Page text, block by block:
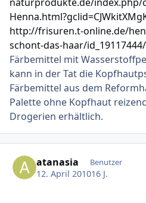
http://frisuren.t-online.de/
schont-das-haar/
Färbemittel mit
kann in der Tat die
Färbemittel aus dem
Palette ohne Kopfhaut
Drogerien erhältlich.
atanasia Benutzer
12. April 201016 J.